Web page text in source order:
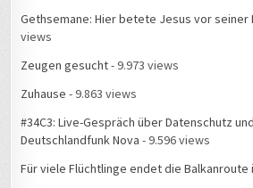
Gethsemane: Hier betete Jesus vor seiner
views
Zeugen gesucht- 9.973 views
Zuhause - 9.863 views
#34C3: Live-Gespräch über Datenschutz
Deutschlandfunk Nova - 9.596 views
Für viele Flüchtlinge endet die Balkanroute